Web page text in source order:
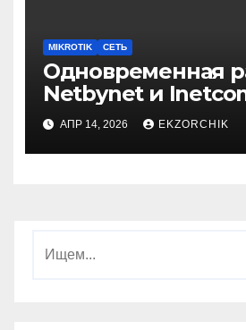
MIKROTIK СЕТЬ
Одновременная
Netbynet и
АПР 14, 2026 EKZORCHIK
Поиск